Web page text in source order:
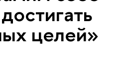
целей»